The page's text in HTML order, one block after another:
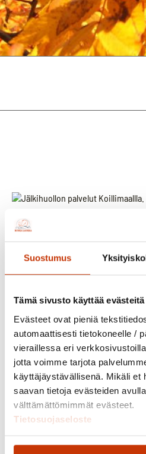
Suostumus
Tämä sivusto käyttää evästeitä
Evästeet ovat pieniä
automaattisesti tietokoneelle /
vieraillessa eri
jotta voimme tarjota
käyttäjäystävällisenä. Mikäli et
saavan tietoja evästeiden
välttämättömimmät evästeet.
Tietosuojaseloste
Tarjoamme jälkihuollon
avohuollon sijoituksen jälkeen.
lapsille ja nuorille monipuolisin
Tavoitteena voi olla:
Tukea kotiutumista tai